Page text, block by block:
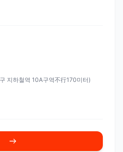
지하철역 10A구역不行170미터)